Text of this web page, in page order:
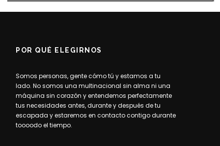
POR QUÉ ELEGIRNOS
Somos personas, gente cómo tú y estamos a tu
lado. No somos una multinacional sin alma ni una
máquina sin corazón y entendemos perfectamente
tus necesidades antes, durante y después de tu
escapada y estaremos en contacto contigo durante
toooodo el tiempo.